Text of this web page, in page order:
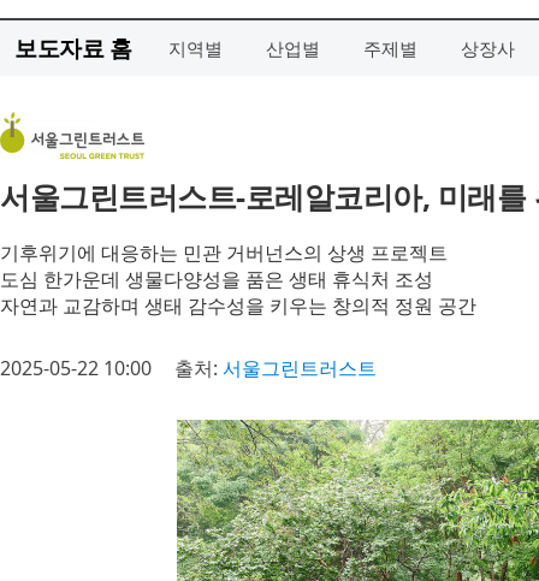
보도자료 홈 지역별 산업별 주제별 상장사
서울그린트러스트-로레알코리아, 미래
기후위기에 대응하는 민관 거버넌스의 상생 프로젝트
도심 한가운데 생물다양성을 품은 생태 휴식처 조성
자연과 교감하며 생태 감수성을 키우는 창의적 정원 공간
2025-05-22 10:00 출처: 서울그린트러스트